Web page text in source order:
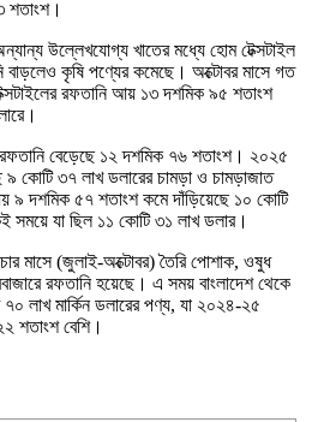
শতাংশ।
উল্লেখযোগ্য খাতের মধ্যে হোম টেক্সটাইল
বাড়লেও কৃষি পণ্যের কমেছে। অক্টোবর মাসে গত
রফতানি আয় ১৩ দশমিক ৯৫ শতাংশ
বেড়েছে ১২ দশমিক ৭৬ শতাংশ। ২০২৫
৯ কোটি ৩৭ লাখ ডলারের চামড়া ও চামড়াজাত
দশমিক ৫৭ শতাংশ কমে দাঁড়িয়েছে ১০ কোটি
যা ছিল ১১ কোটি ৩১ লাখ ডলার।
মাসে (জুলাই-অক্টোবর) তৈরি পোশাক, ওষুধ
রফতানি হয়েছে। এ সময় বাংলাদেশ থেকে
লাখ মার্কিন ডলারের পণ্য, যা ২০২৪-২৫
শতাংশ বেশি।